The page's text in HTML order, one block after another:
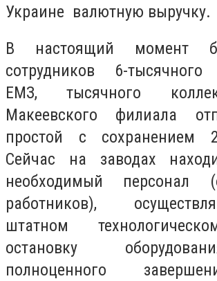
Украине валютную выручку.
В настоящий момент
сотрудников 6-тысячного
ЕМЗ, тысячного
Макеевского филиала
простой с сохранением
Сейчас на заводах
необходимый персонал
работников),
штатном
остановку
полноценного